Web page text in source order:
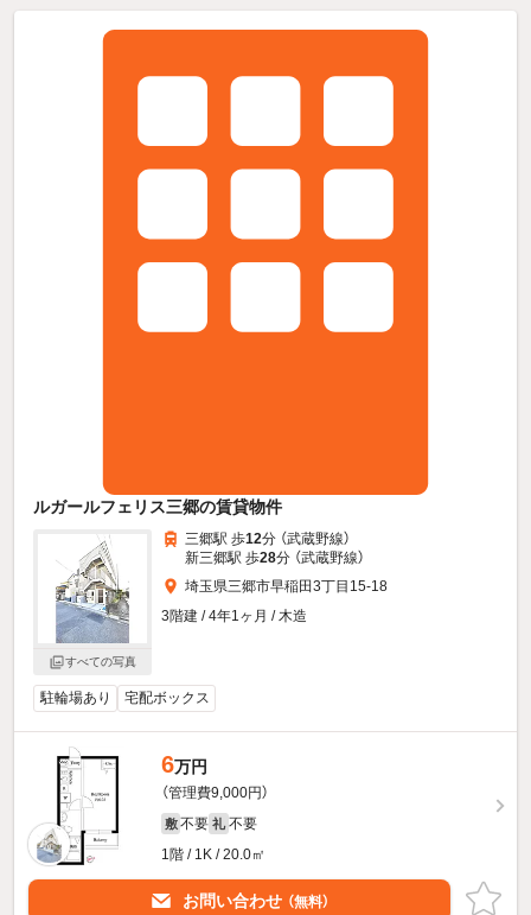
ルガールフェリス三郷の賃貸物件
すべての写真
三郷駅 歩12分 （武蔵野線）
新三郷駅 歩28分 （武蔵野線）
埼玉県三郷市早稲田3丁目15-18
3階建 / 4年1ヶ月 / 木造
駐輪場あり 宅配ボックス
6万円
（管理費9,000円）
敷 不要 礼 不要
1階 / 1K / 20.0㎡
お問い合わせ （無料）